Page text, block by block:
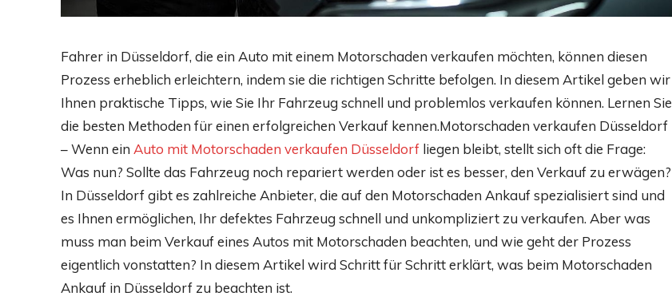
Fahrer in Düsseldorf, die ein Auto mit einem Motorschaden verkaufen möchten, können diesen
Prozess erheblich erleichtern, indem sie die richtigen Schritte befolgen. In diesem Artikel geben wir
Ihnen praktische Tipps, wie Sie Ihr Fahrzeug schnell und problemlos verkaufen können. Lernen Sie
die besten Methoden für einen erfolgreichen Verkauf kennen.Motorschaden verkaufen Düsseldorf
– Wenn ein Auto mit Motorschaden verkaufen Düsseldorf liegen bleibt, stellt sich oft die Frage:
Was nun? Sollte das Fahrzeug noch repariert werden oder ist es besser, den Verkauf zu erwägen?
In Düsseldorf gibt es zahlreiche Anbieter, die auf den Motorschaden Ankauf spezialisiert sind und
es Ihnen ermöglichen, Ihr defektes Fahrzeug schnell und unkompliziert zu verkaufen. Aber was
muss man beim Verkauf eines Autos mit Motorschaden beachten, und wie geht der Prozess
eigentlich vonstatten? In diesem Artikel wird Schritt für Schritt erklärt, was beim Motorschaden
Ankauf in Düsseldorf zu beachten ist.